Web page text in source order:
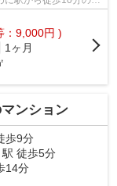
：9,000円 )
1ヶ月
ンション
歩9分
駅 徒歩5分
14分